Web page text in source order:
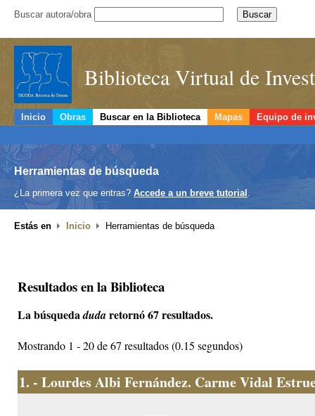
Buscar autora/obra
Biblioteca Virtual de
Inicio Obras Buscar en la Biblioteca Mapas Equipo de
Herramientas de búsqueda
¿La primera vez que entras? Accede a un breve tutorial .
Estás en Inicio Herramientas de búsqueda
Resultados en la Biblioteca
La búsquedadudaretornó 67 resultados.
Mostrando 1 - 20 de 67 resultados (0.15 segundos)
1. - Lourdes Albi Fernández. Carme Vidal